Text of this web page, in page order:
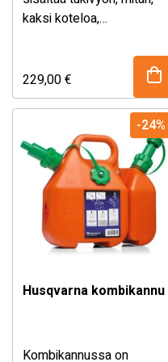
kaksi koteloa,
pinotavarasakset sekä
takakappaleen.
229,00€
-24%
Husqvarna kombikannu
Kombikannussa on